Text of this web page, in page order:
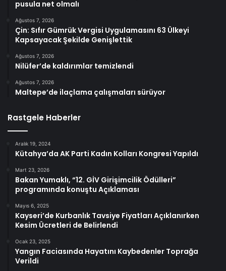
pusula net olmalı
Ağustos 7, 2026
Çin: Sıfır Gümrük Vergisi Uygulamasını 63 Ülkeyi
Kapsayacak Şekilde Genişlettik
Ağustos 7, 2026
Nilüfer’de kaldırımlar temizlendi
Ağustos 7, 2026
Maltepe’de ilaçlama çalışmaları sürüyor
Rastgele Haberler
Aralık 19, 2024
Kütahya’da AK Parti Kadın Kolları Kongresi Yapıldı
Mart 23, 2026
Bakan Yumaklı, “12. GİV Girişimcilik Ödülleri”
programında konuştu Açıklaması
Mayıs 6, 2025
Kayseri’de Kurbanlık Tavsiye Fiyatları Açıklanırken
Kesim Ücretleri de Belirlendi
Ocak 23, 2025
Yangın Faciasında Hayatını Kaybedenler Toprağa
Verildi